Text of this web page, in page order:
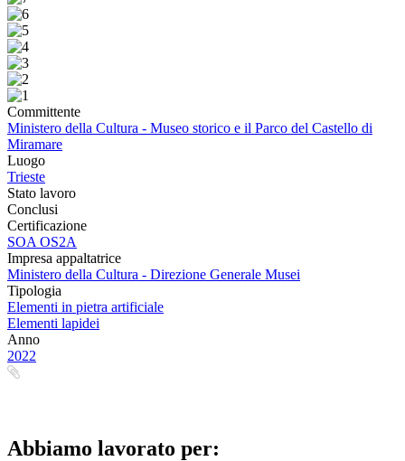
Previous
Next
Committente
Ministero della Cultura - Museo storico e il Parco del Castello di
Miramare
Luogo
Trieste
Stato lavoro
Conclusi
Certificazione
SOA OS2A
Impresa appaltatrice
Ministero della Cultura - Direzione Generale Musei
Tipologia
Elementi in pietra artificiale
Elementi lapidei
Anno
2022
Abbiamo lavorato per: